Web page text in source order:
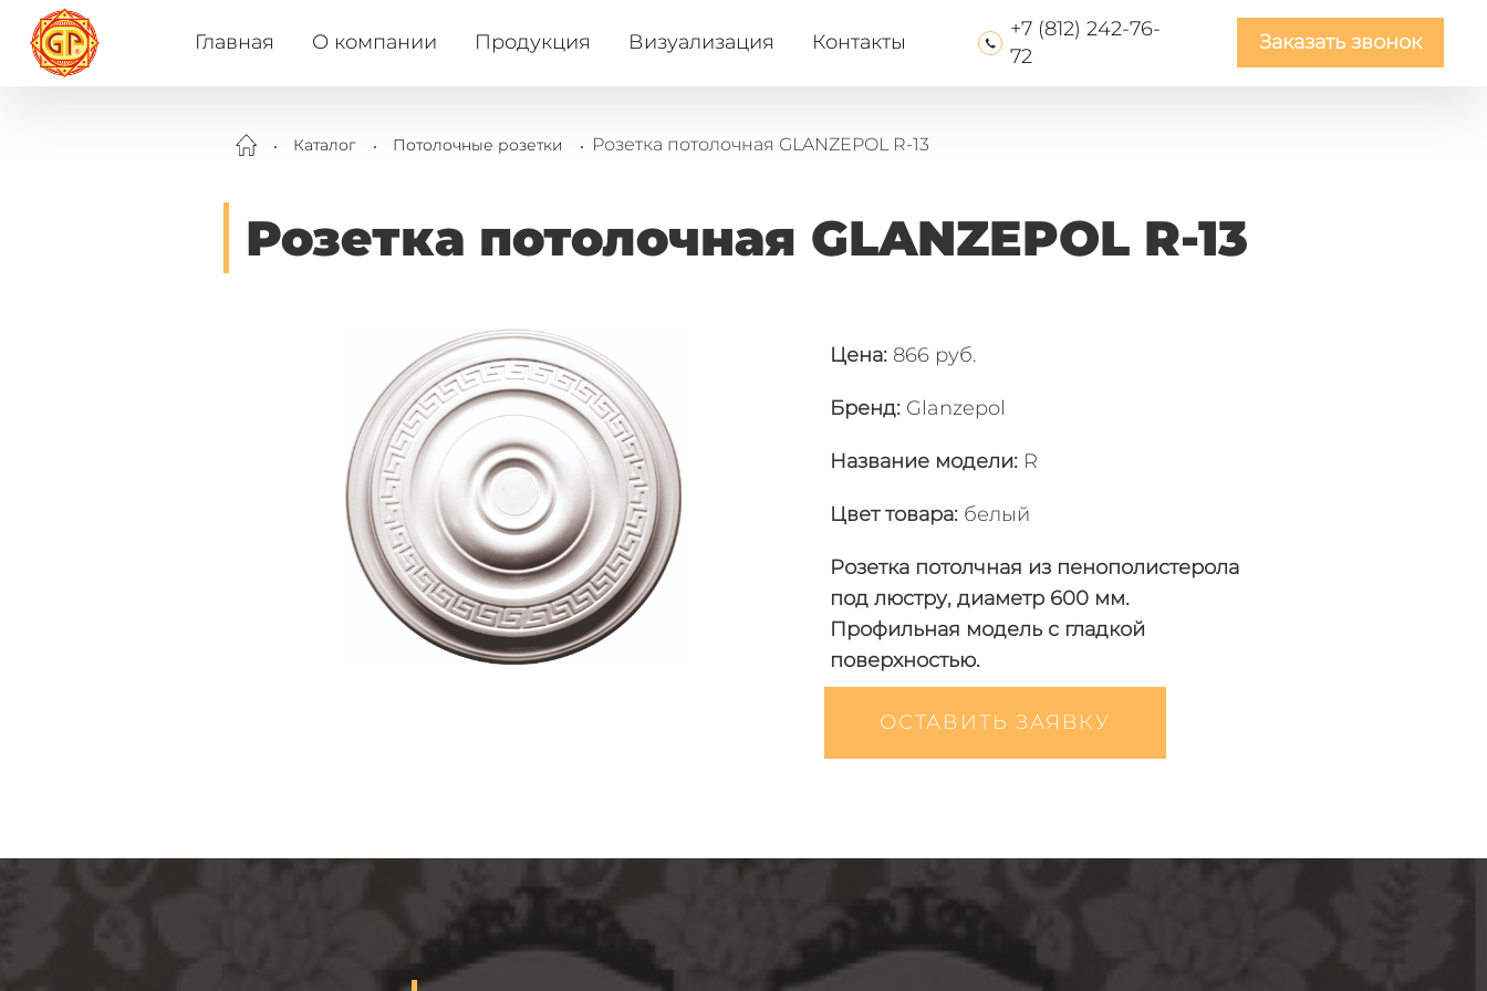
Главная О компании Продукция Визуализация Контакты
+7 (812) 242-76-
72
Заказать звонок
. Каталог . Потолочные розетки . Розетка потолочная GLANZEPOL R-13
Розетка потолочная GLANZEPOL R-13
Цена: 866 руб.
Бренд: Glanzepol
Название модели: R
Цвет товара: белый
Розетка потолчная из пенополистерола
под люстру, диаметр 600 мм.
Профильная модель с гладкой
поверхностью.
ОСТАВИТЬ ЗАЯВКУ